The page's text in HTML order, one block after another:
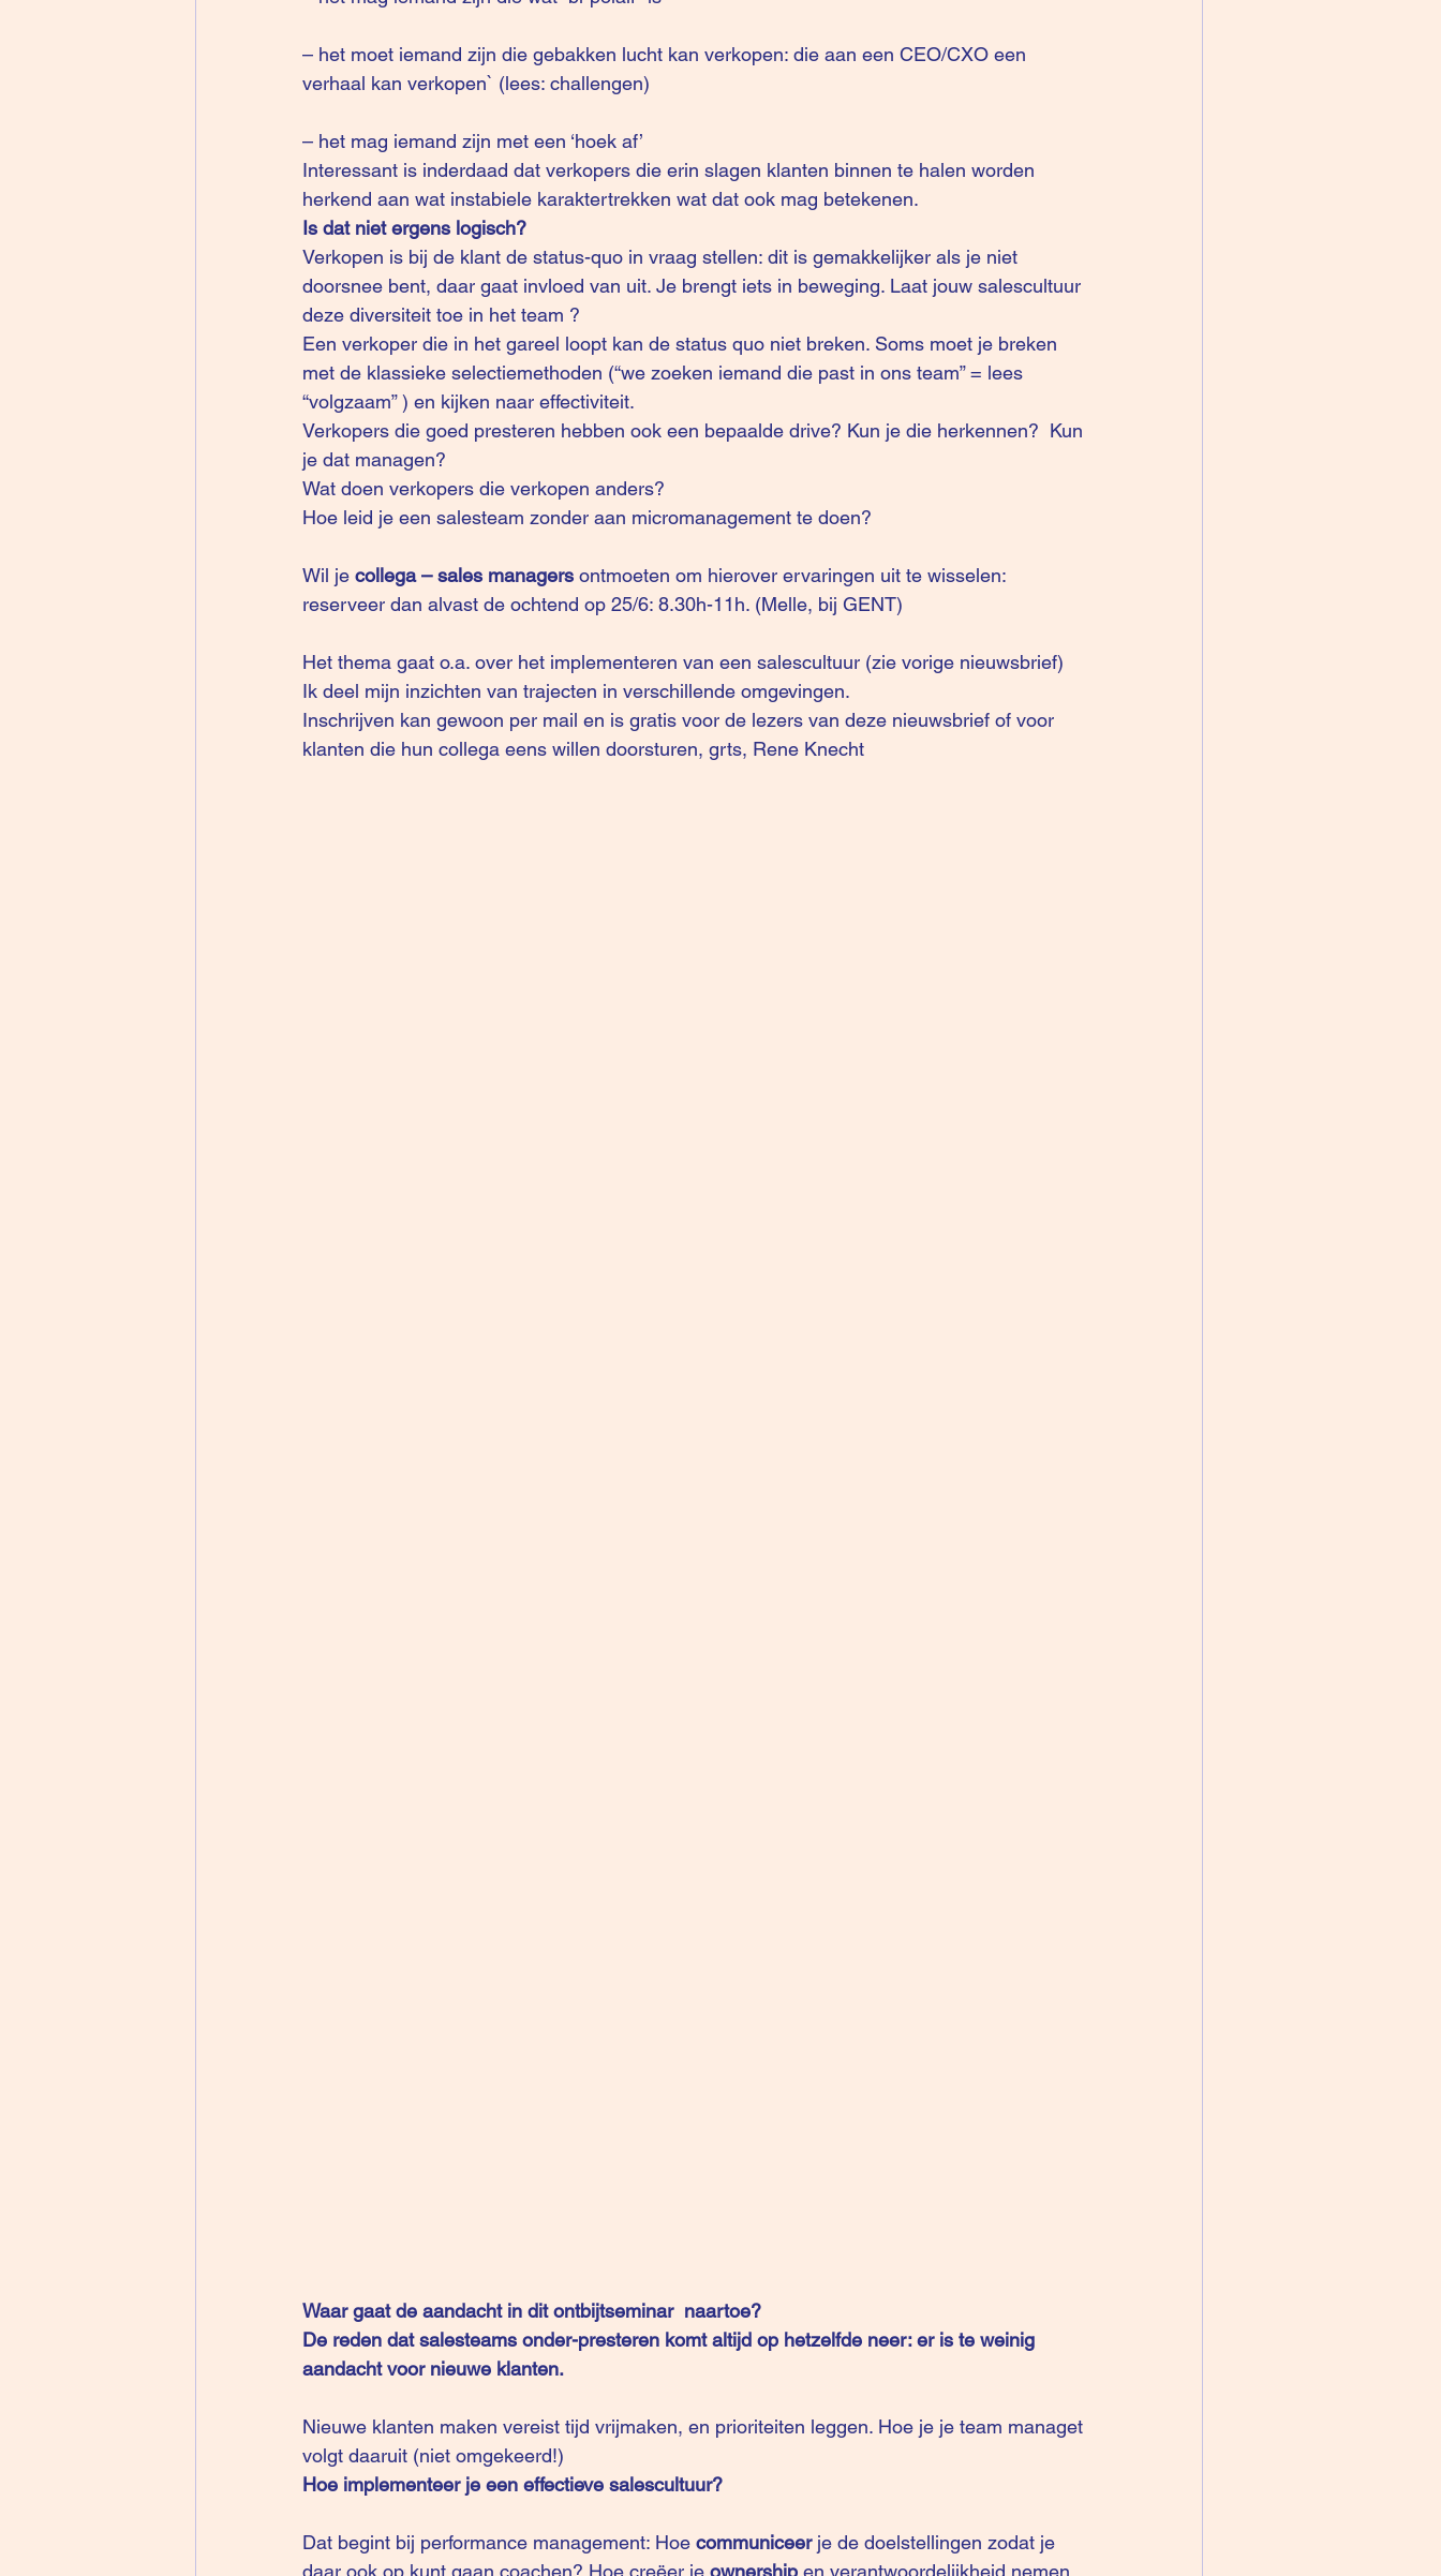
– het moet iemand zijn die gebakken lucht kan verkopen: die aan een CEO/CXO een
verhaal kan verkopen` (lees: challengen)
– het mag iemand zijn met een ‘hoek af’
Interessant is inderdaad dat verkopers die erin slagen klanten binnen te halen worden
herkend aan wat instabiele karaktertrekken wat dat ook mag betekenen.
Is dat niet ergens logisch?
Verkopen is bij de klant de status-quo in vraag stellen: dit is gemakkelijker als je niet
doorsnee bent, daar gaat invloed van uit. Je brengt iets in beweging. Laat jouw salescultuur
deze diversiteit toe in het team ?
Een verkoper die in het gareel loopt kan de status quo niet breken. Soms moet je breken
met de klassieke selectiemethoden (“we zoeken iemand die past in ons team” = lees
“volgzaam” ) en kijken naar effectiviteit.
Verkopers die goed presteren hebben ook een bepaalde drive? Kun je die herkennen?  Kun
je dat managen?
Wat doen verkopers die verkopen anders?
Hoe leid je een salesteam zonder aan micromanagement te doen?
Wil je collega – sales managers ontmoeten om hierover ervaringen uit te wisselen:
reserveer dan alvast de ochtend op 25/6: 8.30h-11h. (Melle, bij GENT)
Het thema gaat o.a. over het implementeren van een salescultuur (zie vorige nieuwsbrief)
Ik deel mijn inzichten van trajecten in verschillende omgevingen.
Inschrijven kan gewoon per mail en is gratis voor de lezers van deze nieuwsbrief of voor
klanten die hun collega eens willen doorsturen, grts, Rene Knecht
Waar gaat de aandacht in dit ontbijtseminar  naartoe?
De reden dat salesteams onder-presteren komt altijd op hetzelfde neer: er is te weinig
aandacht voor nieuwe klanten.
Nieuwe klanten maken vereist tijd vrijmaken, en prioriteiten leggen. Hoe je je team managet
volgt daaruit (niet omgekeerd!)
Hoe implementeer je een effectieve salescultuur?
Dat begint bij performance management: Hoe communiceer je de doelstellingen zodat je
daar ook op kunt gaan coachen? Hoe creëer je ownership en verantwoordelijkheid nemen